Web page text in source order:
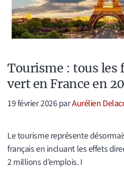
Tourisme : tous les
vert en France en
19 février 2026parAurélien
Le tourisme représente
français en incluant les effets
2 millions d’emplois. I